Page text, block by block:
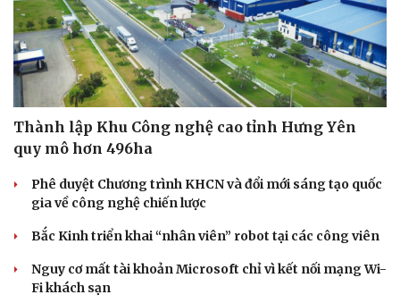
Sức khỏe
Dinh dưỡng - món ngon
Sản phụ khoa
Nam khoa
Làm đẹp - giảm cân
Đời sống
Tình yêu - Gia đình
Thành lập Khu Công nghệ cao tỉnh Hưng Yên
quy mô hơn 496ha
Phê duyệt Chương trình KHCN và đổi mới sáng tạo quốc
gia về công nghệ chiến lược
Bắc Kinh triển khai “nhân viên” robot tại các công viên
Nguy cơ mất tài khoản Microsoft chỉ vì kết nối mạng Wi-
Fi khách sạn